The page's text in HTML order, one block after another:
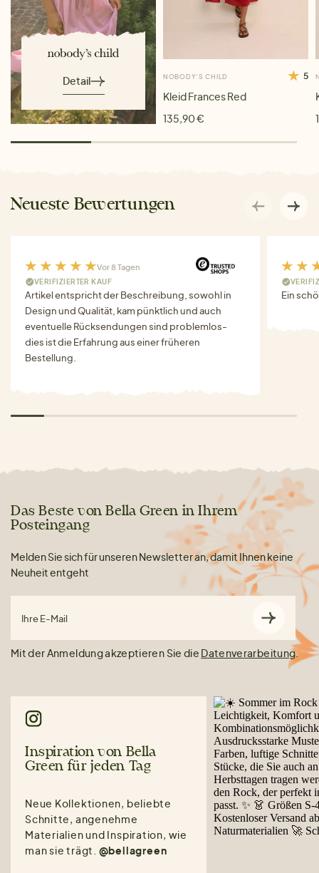
Detail NOBODY'S CHILD 5
Kleid Frances Red
135,90 €
Neueste Bewertungen
Vor 8 Tagen
VERIFIZIERTER KAUF
Artikel entspricht der Beschreibung, sowohl in
Design und Qualität, kam pünktlich und auch
eventuelle Rücksendungen sind problemlos-
dies ist die Erfahrung aus einer früheren
Bestellung.
Ein
Das Beste von Bella Green in Ihrem
Posteingang
Melden Sie sich für unseren Newsletter an, damit Ihnen keine
Neuheit entgeht
Ihre E-Mail
Mit der Anmeldung akzeptieren Sie die Datenverarbeitung.
Inspiration von Bella
Green für jeden Tag
Neue Kollektionen, beliebte
Schnitte, angenehme
Materialien und Inspiration, wie
man sie trägt. @bellagreen